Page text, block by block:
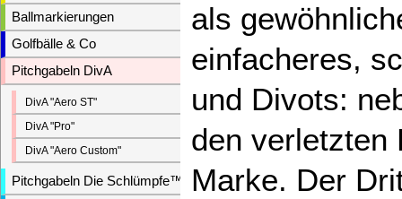
Ballmarkierungen
Golfbälle & Co
Pitchgabeln DivA
DivA "Aero ST"
DivA "Pro"
DivA "Aero Custom"
Pitchgabeln Die Schlümpfe™
als
einfacheres,
und Divots:
den verletzten
Marke. Der